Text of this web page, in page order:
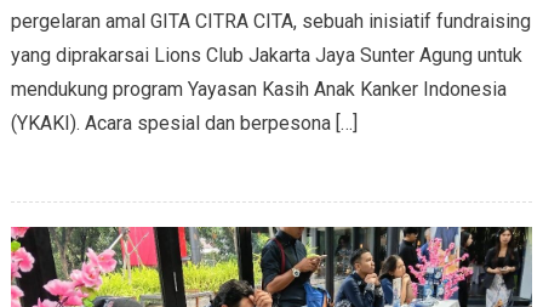
pergelaran amal GITA CITRA CITA, sebuah inisiatif fundraising
yang diprakarsai Lions Club Jakarta Jaya Sunter Agung untuk
mendukung program Yayasan Kasih Anak Kanker Indonesia
(YKAKI). Acara spesial dan berpesona […]